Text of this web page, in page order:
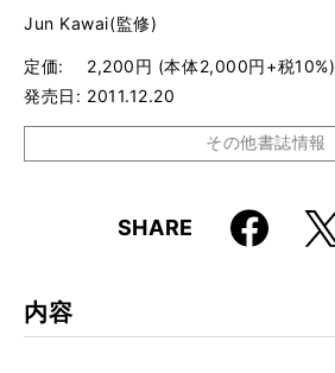
Jun Kawai(監修)
定価
2,200円 (本体2,000円+税10%)
発売日
2011.12.20
その他書誌情報
ISBN
SHARE Faceboo
k
X
内容